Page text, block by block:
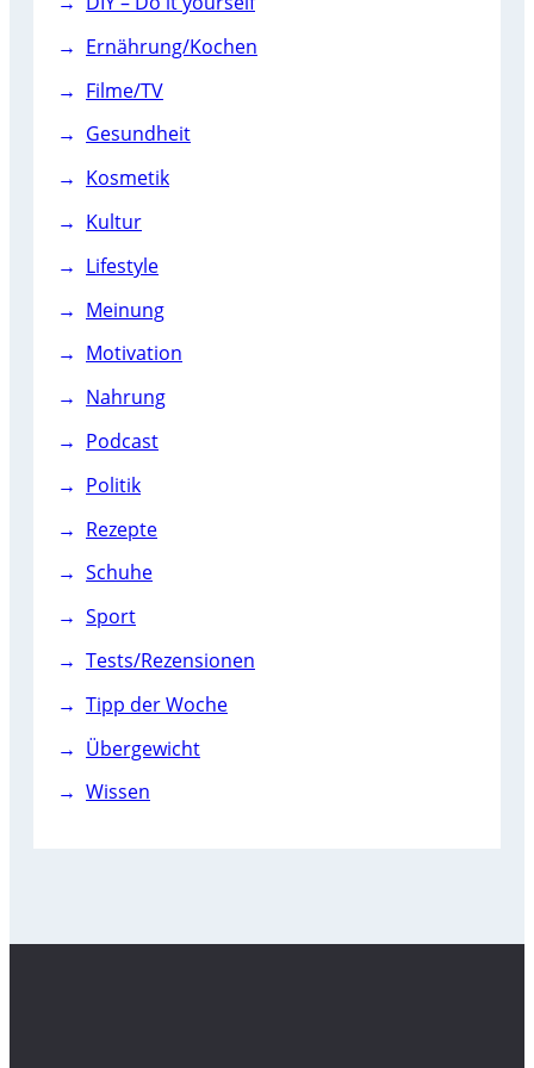
Ernährung/Kochen
Filme/TV
Gesundheit
Kosmetik
Kultur
Lifestyle
Meinung
Motivation
Nahrung
Podcast
Politik
Rezepte
Schuhe
Sport
Tests/Rezensionen
Tipp der Woche
Übergewicht
Wissen